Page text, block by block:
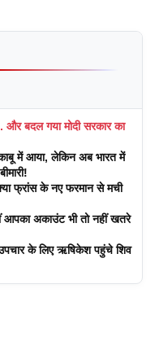
और बदल गया मोदी सरकार का
में आया, लेकिन अब भारत में
फ्रांस के नए फरमान से मची
अकाउंट भी तो नहीं खतरे
के लिए ऋषिकेश पहुंचे शिव